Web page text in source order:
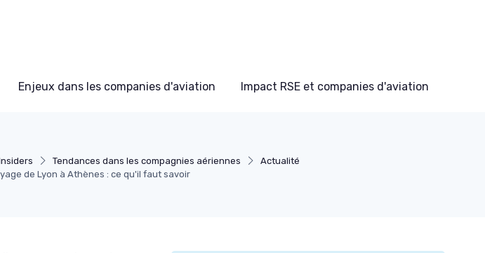
Enjeux dans les companies d'aviation Impact RSE et companies d'aviation
Tendances dans les compagnies aériennes
Actualité
de Lyon à Athènes : ce qu'il faut savoir